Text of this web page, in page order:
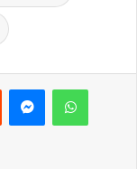
Reddit Messenger